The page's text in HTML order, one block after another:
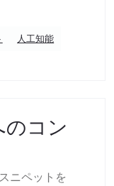
人工知能
コン
ニペットを